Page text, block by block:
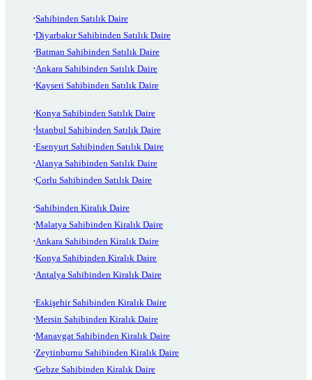
Sahibinden Satılık Daire
Diyarbakır Sahibinden Satılık Daire
Batman Sahibinden Satılık Daire
Ankara Sahibinden Satılık Daire
Kayseri Sahibinden Satılık Daire
Konya Sahibinden Satılık Daire
İstanbul Sahibinden Satılık Daire
Esenyurt Sahibinden Satılık Daire
Alanya Sahibinden Satılık Daire
Çorlu Sahibinden Satılık Daire
Sahibinden Kiralık Daire
Malatya Sahibinden Kiralık Daire
Ankara Sahibinden Kiralık Daire
Konya Sahibinden Kiralık Daire
Antalya Sahibinden Kiralık Daire
Eskişehir Sahibinden Kiralık Daire
Mersin Sahibinden Kiralık Daire
Manavgat Sahibinden Kiralık Daire
Zeytinburnu Sahibinden Kiralık Daire
Gebze Sahibinden Kiralık Daire